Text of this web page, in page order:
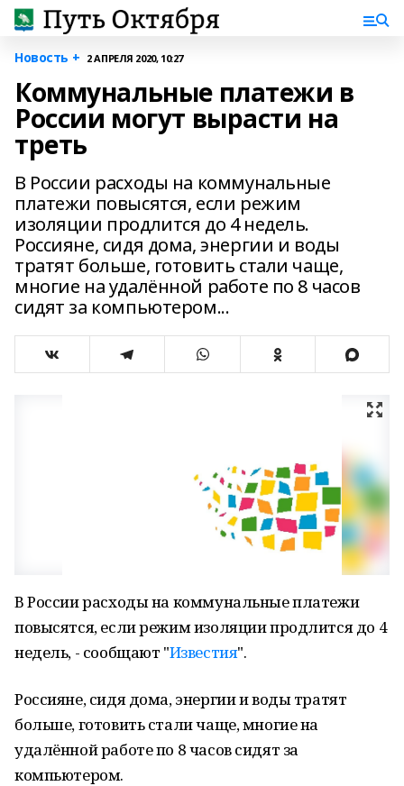
Новость + 2 АПРЕЛЯ 2020, 10:27
Коммунальные платежи в
России могут вырасти на
треть
В России расходы на коммунальные
платежи повысятся, если режим
изоляции продлится до 4 недель.
Россияне, сидя дома, энергии и воды
тратят больше, готовить стали чаще,
многие на удалённой работе по 8 часов
сидят за компьютером...
В России расходы на коммунальные платежи
повысятся, если режим изоляции продлится до 4
недель, - сообщают "Известия".
Россияне, сидя дома, энергии и воды тратят
больше, готовить стали чаще, многие на
удалённой работе по 8 часов сидят за
компьютером.